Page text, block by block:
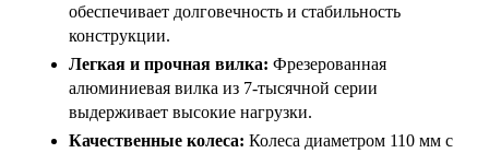
обеспечивает долговечность и стабильность
конструкции.
Легкая и прочная вилка: Фрезерованная
алюминиевая вилка из 7-тысячной серии
выдерживает высокие нагрузки.
Качественные колеса: Колеса диаметром 110 мм с